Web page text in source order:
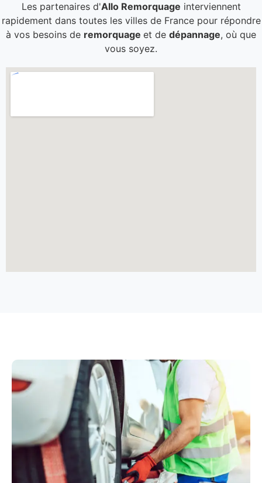
Les partenaires d'Allo Remorquage interviennent
rapidement dans toutes les villes de France pour répondre
à vos besoins de remorquage et de dépannage, où que
vous soyez.